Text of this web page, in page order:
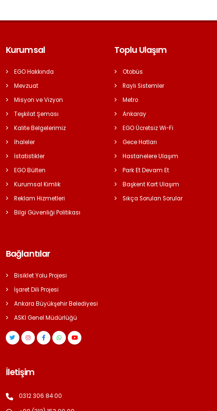
Kurumsal
EGO Hakkında
Mevzuat
Misyon ve Vizyon
Teşkilat Şeması
Kalite Belgelerimiz
İhaleler
İstatistikler
EGO Bülten
Kurumsal Kimlik
Reklam Hizmetleri
Bilgi Güvenliği Politikası
Toplu Ulaşım
Otobüs
Raylı Sistemler
Metro
Ankaray
EGO Ücretsiz Wi-Fi
Gece Hatları
Hastanelere Ulaşım
Park Et Devam Et
Başkent Kart Ulaşım
Sıkça Sorulan Sorular
Bağlantılar
Bisiklet Yolu Projesi
İşaret Dili Projesi
Ankara Büyükşehir Belediyesi
ASKİ Genel Müdürlüğü
İletişim
0312 306 84 00